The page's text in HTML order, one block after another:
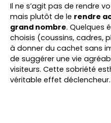
Il ne s’agit pas de rendre
mais plutôt de le rendre
grand nombre. Quelques
choisis (coussins, cadres,
à donner du cachet sans
de suggérer une vie
visiteurs. Cette sobriété
véritable effet déclencheur.